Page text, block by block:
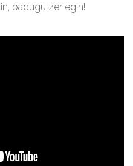
badugu zer egin!